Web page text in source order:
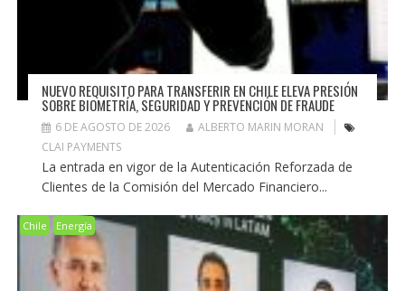
NUEVO REQUISITO PARA TRANSFERIR EN CHILE ELEVA PRESIÓN
SOBRE BIOMETRÍA, SEGURIDAD Y PREVENCIÓN DE FRAUDE
6 DE AGOSTO DE 2026
ALBERTO MARIN MORAN
CLAI PAYMENTS
La entrada en vigor de la Autenticación Reforzada de
Clientes de la Comisión del Mercado Financiero...
Chile Energía